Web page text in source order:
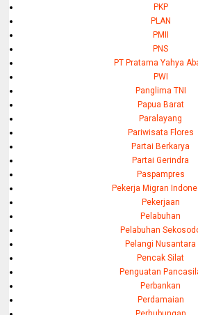
PKP
PLAN
PMII
PNS
PT Pratama Yahya
PWI
Panglima TNI
Papua Barat
Paralayang
Pariwisata Flores
Partai Berkarya
Partai Gerindra
Paspampres
Pekerja Migran
Pekerjaan
Pelabuhan
Pelabuhan
Pelangi Nusantara
Pencak Silat
Penguatan
Perbankan
Perdamaian